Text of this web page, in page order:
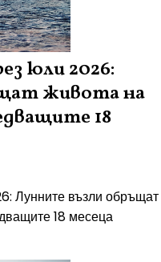
юли 2026:
живота на
18
Лунните възли обръщат
18 месеца